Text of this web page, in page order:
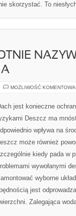
skorzystać. To
MOŻLIWOŚĆ
jest konieczne
Deszcz ma
wpływa na
może również
kiedy pada w
wywołanymi
wyborne
jest
Zalegająca